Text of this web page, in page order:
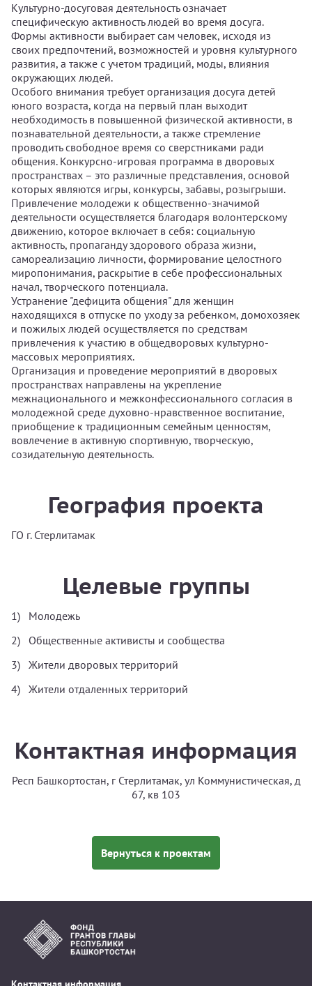
Культурно-досуговая деятельность означает
специфическую активность людей во время досуга.
Формы активности выбирает сам человек, исходя из
своих предпочтений, возможностей и уровня культурного
развития, а также с учетом традиций, моды, влияния
окружающих людей.
Особого внимания требует организация досуга детей
юного возраста, когда на первый план выходит
необходимость в повышенной физической активности, в
познавательной деятельности, а также стремление
проводить свободное время со сверстниками ради
общения. Конкурсно-игровая программа в дворовых
пространствах – это различные представления, основой
которых являются игры, конкурсы, забавы, розыгрыши.
Привлечение молодежи к общественно-значимой
деятельности осуществляется благодаря волонтерскому
движению, которое включает в себя: социальную
активность, пропаганду здорового образа жизни,
самореализацию личности, формирование целостного
миропонимания, раскрытие в себе профессиональных
начал, творческого потенциала.
Устранение "дефицита общения" для женщин
находящихся в отпуске по уходу за ребенком, домохозяек
и пожилых людей осуществляется по средствам
привлечения к участию в общедворовых культурно-
массовых мероприятиях.
Организация и проведение мероприятий в дворовых
пространствах направлены на укрепление
межнационального и межконфессионального согласия в
молодежной среде духовно-нравственное воспитание,
приобщение к традиционным семейным ценностям,
вовлечение в активную спортивную, творческую,
созидательную деятельность.
География проекта
ГО г. Стерлитамак
Целевые группы
Молодежь
Общественные активисты и сообщества
Жители дворовых территорий
Жители отдаленных территорий
Контактная информация
Респ Башкортостан, г Стерлитамак, ул Коммунистическая, д
67, кв 103
Вернуться к проектам